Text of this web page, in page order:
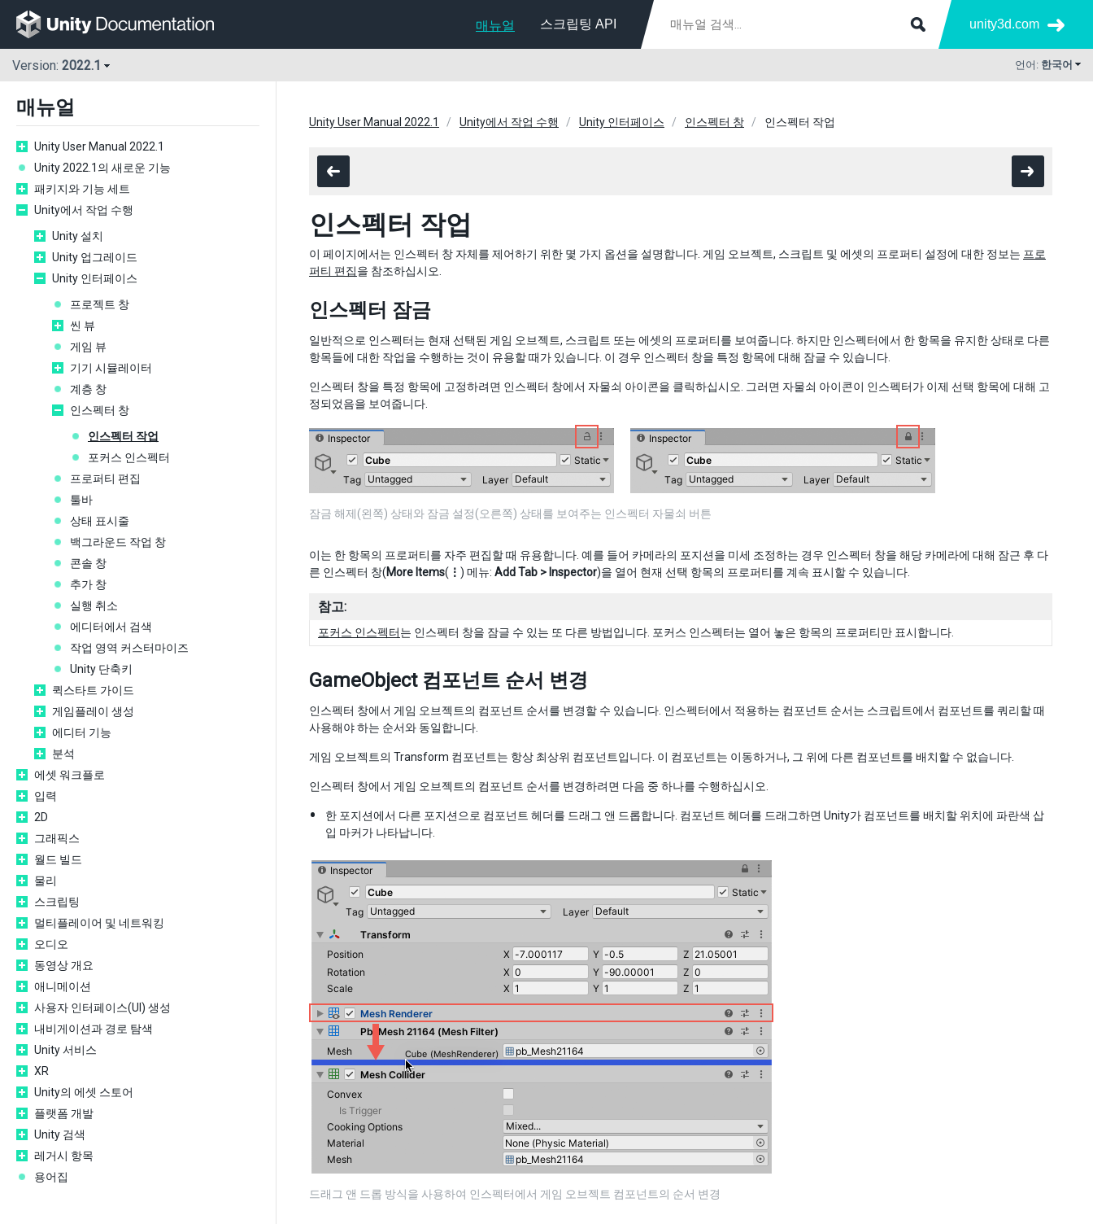
매뉴얼 스크립팅 API unity3d.com
Version: 2022.1 언어: 한국어
매뉴얼
Unity User Manual 2022.1
Unity 2022.1의 새로운 기능
패키지와 기능 세트
Unity에서 작업 수행
Unity 설치
Unity 업그레이드
Unity 인터페이스
프로젝트 창
씬 뷰
게임 뷰
기기 시뮬레이터
계층 창
인스펙터 창
인스펙터 작업
포커스 인스펙터
프로퍼티 편집
툴바
상태 표시줄
백그라운드 작업 창
콘솔 창
추가 창
실행 취소
에디터에서 검색
작업 영역 커스터마이즈
Unity 단축키
퀵스타트 가이드
게임플레이 생성
에디터 기능
분석
에셋 워크플로
입력
2D
그래픽스
월드 빌드
물리
스크립팅
멀티플레이어 및 네트워킹
오디오
동영상 개요
애니메이션
사용자 인터페이스(UI) 생성
내비게이션과 경로 탐색
Unity 서비스
XR
Unity의 에셋 스토어
플랫폼 개발
Unity 검색
레거시 항목
용어집
Unity User Manual 2022.1 Unity에서 작업 수행 Unity 인터페이스 인스펙터 창 인스펙터 작업
인스펙터 작업
이 페이지에서는 인스펙터 창 자체를 제어하기 위한 몇 가지 옵션을 설명합니다. 게임 오브젝트, 스크립트 및 에셋의 프로퍼티 설정에 대한 정보는 프로
퍼티 편집을 참조하십시오.
인스펙터 잠금
일반적으로 인스펙터는 현재 선택된 게임 오브젝트, 스크립트 또는 에셋의 프로퍼티를 보여줍니다. 하지만 인스펙터에서 한 항목을 유지한 상태로 다른
항목들에 대한 작업을 수행하는 것이 유용할 때가 있습니다. 이 경우 인스펙터 창을 특정 항목에 대해 잠글 수 있습니다.
인스펙터 창을 특정 항목에 고정하려면 인스펙터 창에서 자물쇠 아이콘을 클릭하십시오. 그러면 자물쇠 아이콘이 인스펙터가 이제 선택 항목에 대해 고
정되었음을 보여줍니다.
잠금 해제(왼쪽) 상태와 잠금 설정(오른쪽) 상태를 보여주는 인스펙터 자물쇠 버튼
이는 한 항목의 프로퍼티를 자주 편집할 때 유용합니다. 예를 들어 카메라의 포지션을 미세 조정하는 경우 인스펙터 창을 해당 카메라에 대해 잠근 후 다
른 인스펙터 창(More Items( ⋮ ) 메뉴: Add Tab > Inspector)을 열어 현재 선택 항목의 프로퍼티를 계속 표시할 수 있습니다.
참고:
포커스 인스펙터는 인스펙터 창을 잠글 수 있는 또 다른 방법입니다. 포커스 인스펙터는 열어 놓은 항목의 프로퍼티만 표시합니다.
GameObject 컴포넌트 순서 변경
인스펙터 창에서 게임 오브젝트의 컴포넌트 순서를 변경할 수 있습니다. 인스펙터에서 적용하는 컴포넌트 순서는 스크립트에서 컴포넌트를 쿼리할 때
사용해야 하는 순서와 동일합니다.
게임 오브젝트의 Transform 컴포넌트는 항상 최상위 컴포넌트입니다. 이 컴포넌트는 이동하거나, 그 위에 다른 컴포넌트를 배치할 수 없습니다.
인스펙터 창에서 게임 오브젝트의 컴포넌트 순서를 변경하려면 다음 중 하나를 수행하십시오.
한 포지션에서 다른 포지션으로 컴포넌트 헤더를 드래그 앤 드롭합니다. 컴포넌트 헤더를 드래그하면 Unity가 컴포넌트를 배치할 위치에 파란색 삽
입 마커가 나타납니다.
드래그 앤 드롭 방식을 사용하여 인스펙터에서 게임 오브젝트 컴포넌트의 순서 변경